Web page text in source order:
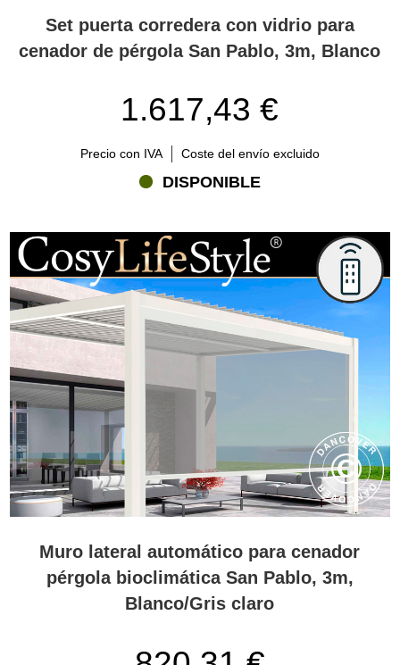
Set puerta corredera con vidrio para
cenador de pérgola San Pablo, 3m, Blanco
1.617,43 €
Precio con IVA Coste del envío excluido
DISPONIBLE
Muro lateral automático para cenador
pérgola bioclimática San Pablo, 3m,
Blanco/Gris claro